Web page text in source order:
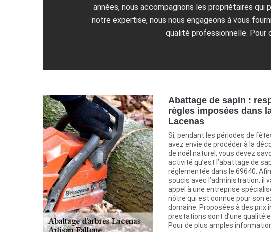
années, nous accompagnons les propriétaires
notre expertise, nous nous engageons à vous
qualité professionnelle. Pour
Abattage de sapin :
règles imposées dans
Lacenas
Si, pendant les périodes de
avez envie de procéder à la
de noël naturel, vous devez
activité qu’est l’abattage de
réglementée dans le 69640.
soucis avec l’administration, il
appel à une entreprise
nôtre qui est connue pour son
domaine. Proposées à des prix
prestations sont d’une qualité
Pour de plus amples